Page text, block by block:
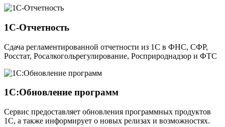
1С-Отчетность
Сдача регламентированной отчетности из 1С в ФНС, СФР,
Росстат, Росалкогольрегулирование, Росприроднадзор и ФТС
1С:Обновление программ
Сервис предоставляет обновления программных продуктов
1С, а также информирует о новых релизах и возможностях.